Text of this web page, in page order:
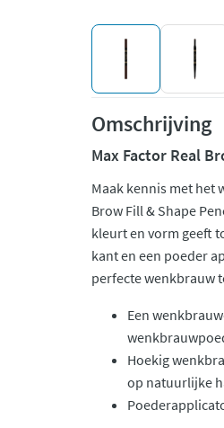
Omschrijving
Max Factor Real
Maak kennis met het
Brow Fill & Shape
kleurt en vorm geeft
kant en een poeder
perfecte wenkbrauw
Een
Hoekig
op natuurlijke